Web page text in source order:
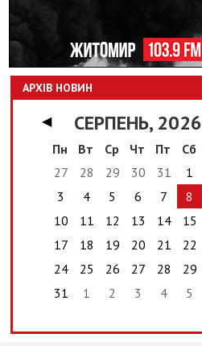
АРХІВ НОВИН
◀ СЕРПЕНЬ, 2026
Пн
Вт Ср Чт Пт Сб
27
28 29 30 31 1
3
4 5 6 7 8
10
11 12 13 14 15
17
18 19 20 21 22
24
25 26 27 28 29
31
1 2 3 4 5